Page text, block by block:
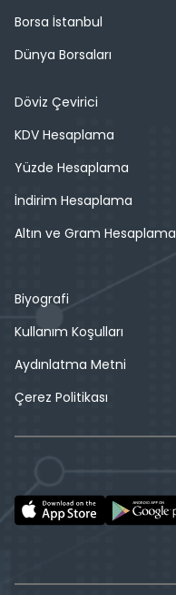
Borsa İstanbul
Dünya Borsaları
Döviz Çevirici
KDV Hesaplama
Yüzde Hesaplama
İndirim Hesaplama
Altın ve Gram Hesaplama
Biyografi
Kullanım Koşulları
Aydınlatma Metni
Çerez Politikası